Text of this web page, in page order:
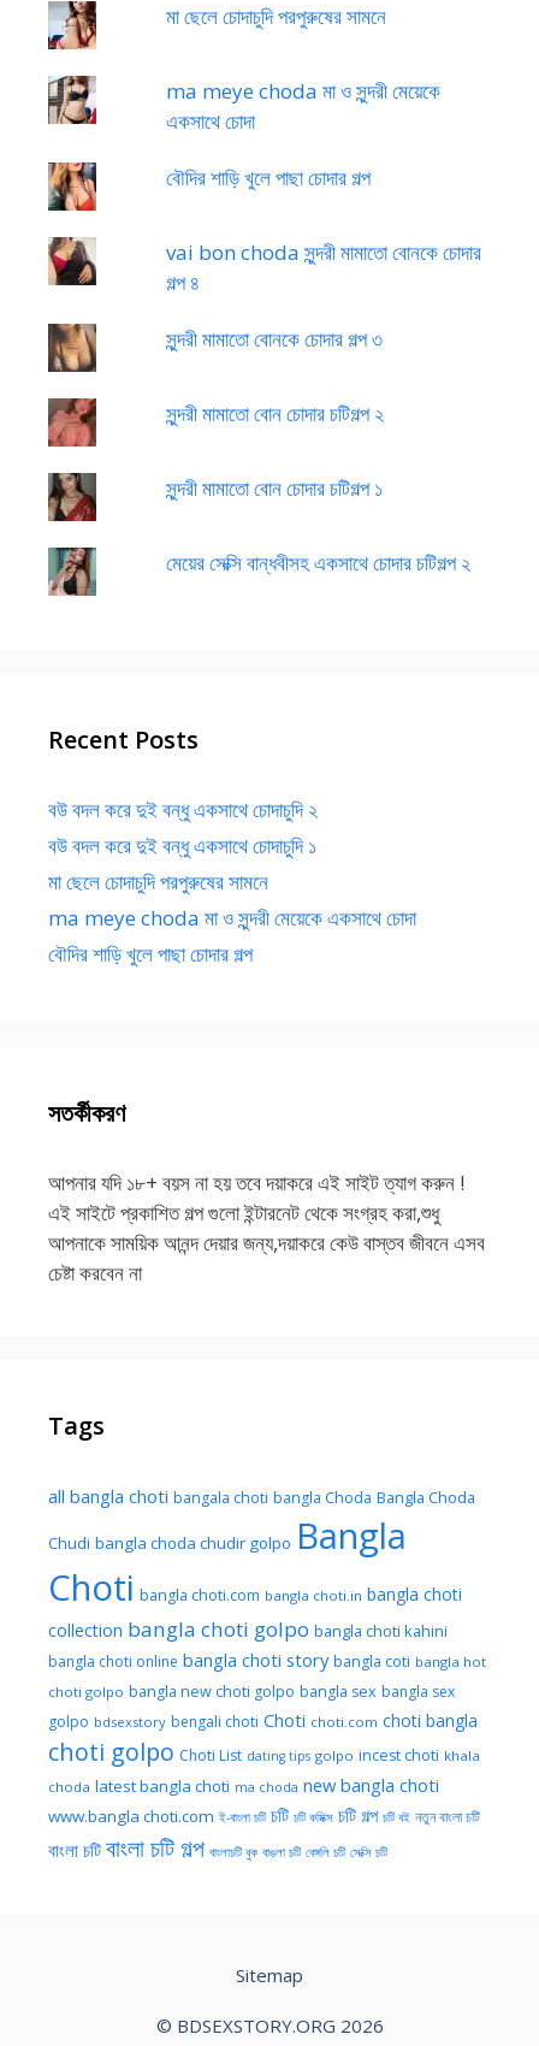
মা ছেলে চোদাচুদি পরপুরুষের সামনে
ma meye choda মা ও সুন্দরী মেয়েকে
একসাথে চোদা
বৌদির শাড়ি খুলে পাছা চোদার গল্প
vai bon choda সুন্দরী মামাতো বোনকে চোদার
গল্প ৪
সুন্দরী মামাতো বোনকে চোদার গল্প ৩
সুন্দরী মামাতো বোন চোদার চটিগল্প ২
সুন্দরী মামাতো বোন চোদার চটিগল্প ১
মেয়ের সেক্সি বান্ধবীসহ একসাথে চোদার চটিগল্প ২
Recent Posts
বউ বদল করে দুই বন্ধু একসাথে চোদাচুদি ২
বউ বদল করে দুই বন্ধু একসাথে চোদাচুদি ১
মা ছেলে চোদাচুদি পরপুরুষের সামনে
ma meye choda মা ও সুন্দরী মেয়েকে একসাথে চোদা
বৌদির শাড়ি খুলে পাছা চোদার গল্প
সতর্কীকরণ
আপনার যদি ১৮+ বয়স না হয় তবে দয়াকরে এই সাইট ত্যাগ করুন !
এই সাইটে প্রকাশিত গল্প গুলো ইন্টারনেট থেকে সংগ্রহ করা,শুধু
আপনাকে সাময়িক আনন্দ দেয়ার জন্য,দয়াকরে কেউ বাস্তব জীবনে এসব
চেষ্টা করবেন না
Tags
all bangla choti bangala choti bangla Choda Bangla Choda
Chudi bangla choda chudir golpo Bangla
Choti bangla choti.com bangla choti.in bangla choti
collection bangla choti golpo bangla choti kahini
bangla choti online bangla choti story bangla coti bangla hot
choti golpo bangla new choti golpo bangla sex bangla sex
golpo bdsexstory bengali choti Choti choti.com choti bangla
choti golpo Choti List dating tips golpo incest choti khala
choda latest bangla choti ma choda new bangla choti
www.bangla choti.com ই-বাংলা চটি চটি চটি কমিক্স চটি গল্প চটি বই নতুন বাংলা চটি
বাংলা চটি বাংলা চটি গল্প বাংলাচটি বুক বাঙলা চটি বেঙ্গলি চটি সেক্সি চটি
Sitemap
© BDSEXSTORY.ORG 2026